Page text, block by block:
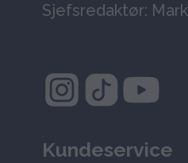
Sjefsredaktør:
Kundeservice